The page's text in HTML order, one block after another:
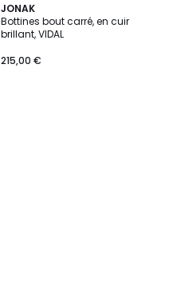
JONAK
Bottines bout carré, en cuir
brillant, VIDAL
215,00 €